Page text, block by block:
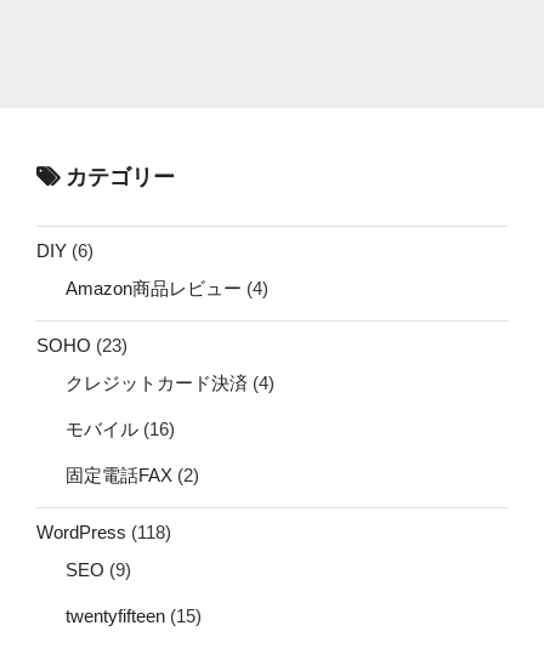
カテゴリー
DIY (6)
Amazon商品レビュー (4)
SOHO (23)
クレジットカード決済 (4)
モバイル (16)
固定電話FAX (2)
WordPress (118)
SEO (9)
twentyfifteen (15)